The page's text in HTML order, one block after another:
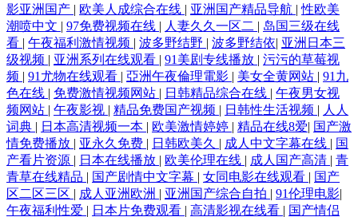
影亚洲国产 | 欧美人成综合在线 | 亚洲国产精品导航 |性欧美
潮喷中文 | 97免费视频在线 | 人妻久久一区二 | 岛国三级在线
看 | 午夜福利激情视频 | 波多野结野 | 波多野结依| 亚洲日本三
级视频 | 亚洲系列在线观看 | 91美剧专线播放 | 污污的草莓视
频 | 91尤物在线观看 | 亞洲午夜倫理電影 | 美女全黄网站 | 91九
色在线 | 免费激情视频网站 | 日韩精品综合在线 | 午夜男女视
频网站 | 午夜影视 | 精品免费国产视频 | 日韩性生活视频 | 人人
词典 | 日本高清视频一本 | 欧美激情婷婷 | 精品在线8爱| 国产激
情免费播放 | 亚永久免费 | 日韩欧美久 | 成人中文字幕在线 | 国
产看片资源 | 日本在线播放 | 欧美伦理在线 | 成人国产高清 | 青
青草在线精品 | 国产剧情中文字幕 | 女同电影在线观看 | 国产
区二区三区 | 成人亚洲欧洲 | 亚洲国产综合自拍 | 91伦理电影|
午夜福利性爱 | 日本片免费观看 | 高清影视在线看 | 国产情侣